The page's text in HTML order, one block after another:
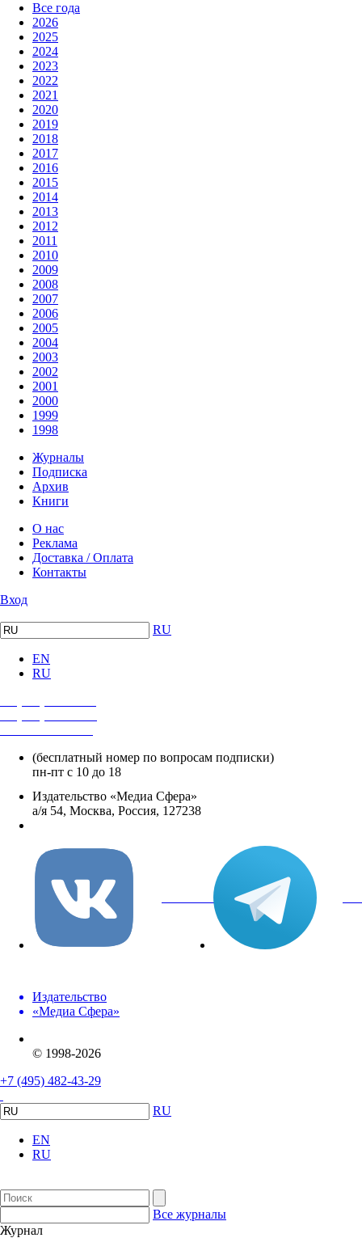
Все года
2026
2025
2024
2023
2022
2021
2020
2019
2018
2017
2016
2015
2014
2013
2012
2011
2010
2009
2008
2007
2006
2005
2004
2003
2002
2001
2000
1999
1998
Журналы
Подписка
Архив
Книги
О нас
Реклама
Доставка / Оплата
Контакты
Вход
RU
EN
RU
(бесплатный номер по вопросам подписки)
пн-пт с 10 до 18
Издательство «Медиа Сфера»
а/я 54, Москва, Россия, 127238
вКонтакте
Издательство
«Медиа Сфера»
© 1998-2026
+7 (495) 482-43-29
RU
EN
RU
Все журналы
Журнал